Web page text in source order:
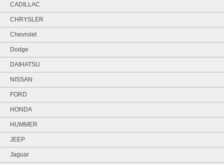
CADILLAC
CHRYSLER
Chevrolet
Dodge
DAIHATSU
NISSAN
FORD
HONDA
HUMMER
JEEP
Jaguar